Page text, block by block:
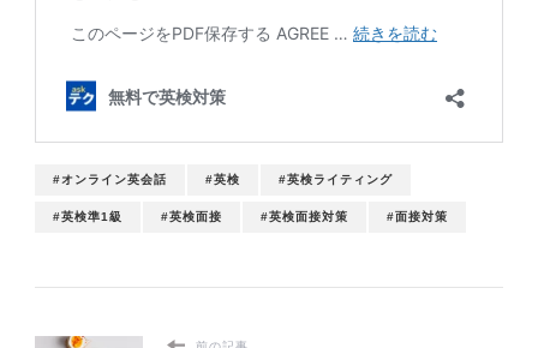
#オンライン英会話 #英検 #英検ライティング
#英検準1級 #英検面接 #英検面接対策 #面接対策